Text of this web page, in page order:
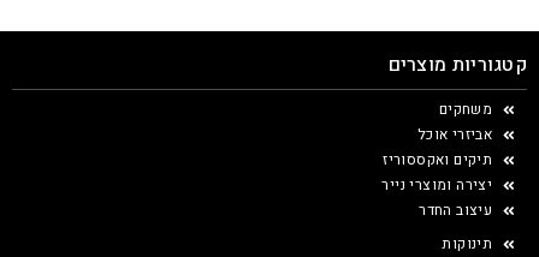
קטגוריות מוצרים
משחקים
אביזרי אוכל
תיקים ואקססוריז
יצירה ומוצרי נייר
עיצוב החדר
תינוקות